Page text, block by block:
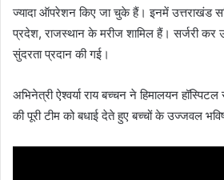
ज्यादा ऑपरेशन किए जा चुके हैं। इनमें उत्तराखंड
प्रदेश, राजस्थान के मरीज शामिल हैं। सर्जरी
सुंदरता प्रदान की गई।
अभिनेत्री ऐश्वर्या राय बच्चन ने हिमालयन हॉस्पिटल
की पूरी टीम को बधाई देते हुए बच्चों के उज्जवल